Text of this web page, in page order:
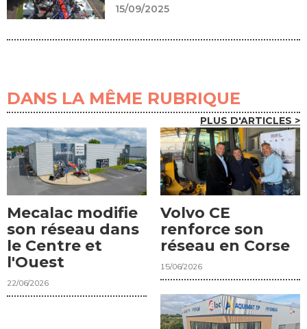
15/09/2025
DANS LA MÊME RUBRIQUE
PLUS D'ARTICLES >
Mecalac modifie
son réseau dans
le Centre et
l'Ouest
22/06/2026
Volvo CE
renforce son
réseau en Corse
15/06/2026